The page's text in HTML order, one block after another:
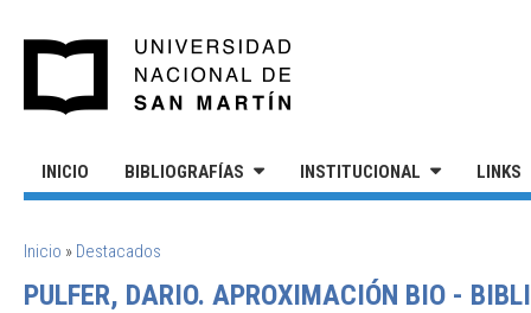
INICIO BIBLIOGRAFÍAS INSTITUCIONAL LINKS
SE ENCUENTRA USTED AQUÍ
Inicio » Destacados
PULFER, DARIO. APROXIMACIÓN BIO -